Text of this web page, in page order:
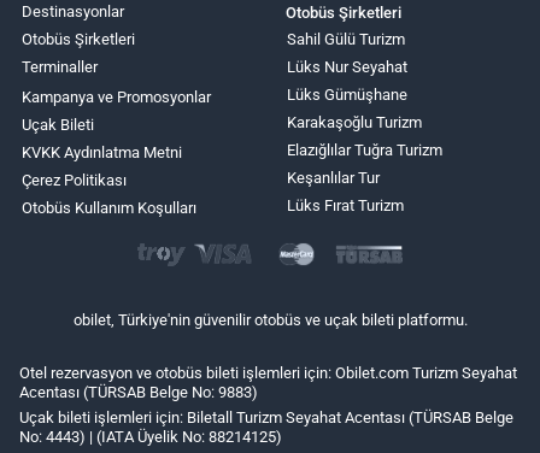
Destinasyonlar
Otobüs Şirketleri
Terminaller
Kampanya ve Promosyonlar
Uçak Bileti
KVKK Aydınlatma Metni
Çerez Politikası
Otobüs Kullanım Koşulları
Otobüs Şirketleri
Sahil Gülü Turizm
Lüks Nur Seyahat
Lüks Gümüşhane
Karakaşoğlu Turizm
Elazığlılar Tuğra Turizm
Keşanlılar Tur
Lüks Fırat Turizm
obilet, Türkiye'nin güvenilir otobüs ve uçak bileti platformu.
Otel rezervasyon ve otobüs bileti işlemleri için: Obilet.com Turizm Seyahat
Acentası (TÜRSAB Belge No: 9883)
Uçak bileti işlemleri için: Biletall Turizm Seyahat Acentası (TÜRSAB Belge
No: 4443) | (IATA Üyelik No: 88214125)